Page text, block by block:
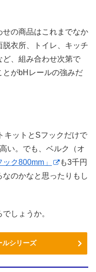
せの商品はこれまでなか
衣所、トイレ、キッチ
ど、組み合わせ次第で
がbHレールの強みだ
キットとSフックだけで
い。でも、ベルク（オ
ック800mm」
も3千円
のかなと思ったりもし
しょうか。
ルシリーズ